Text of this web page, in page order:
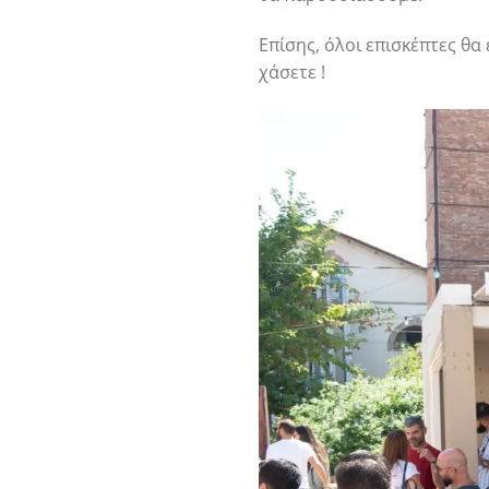
Επίσης, όλοι επισκέπτες
χάσετε !